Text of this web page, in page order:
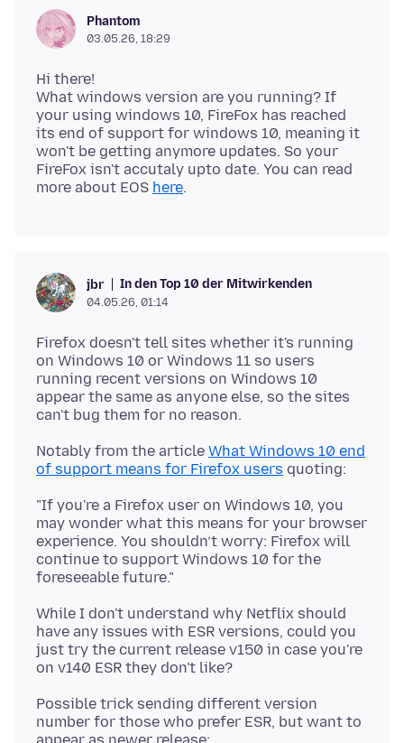
Phantom
03.05.26, 18:29
Hi there!
What windows version are you running? If
your using windows 10, FireFox has reached
its end of support for windows 10, meaning it
won't be getting anymore updates. So your
FireFox isn't accutaly upto date. You can read
more about EOS here
jbr In den Top 10 der Mitwirkenden
04.05.26, 01:14
Firefox doesn't tell sites whether it's running
on Windows 10 or Windows 11 so users
running recent versions on Windows 10
appear the same as anyone else, so the sites
Notably from the article What Windows 10 end
of support means for Firefox users
"If you're a Firefox user on Windows 10, you
may wonder what this means for your browser
experience. You shouldn’t worry: Firefox will
continue to support Windows 10 for the
While I don't understand why Netflix should
have any issues with ESR versions, could you
just try the current release v150 in case you're
Possible trick sending different version
number for those who prefer ESR, but want to